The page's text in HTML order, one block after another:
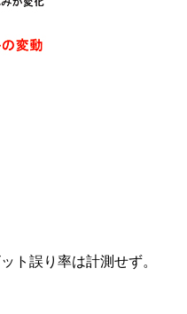
ト誤り率は計測せず。